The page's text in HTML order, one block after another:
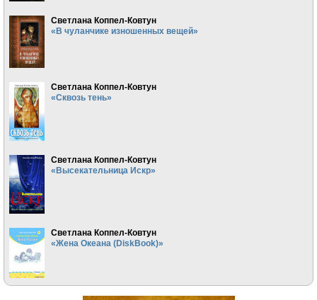
Светлана Коппел-Ковтун
«В чуланчике изношенных вещей»
Светлана Коппел-Ковтун
«Сквозь тень»
Светлана Коппел-Ковтун
«Высекательница Искр»
Светлана Коппел-Ковтун
«Жена Океана (DiskBook)»